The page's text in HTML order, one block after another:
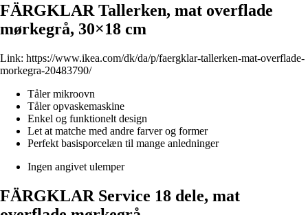
FÄRGKLAR Tallerken, mat overflade
mørkegrå, 30×18 cm
Link: https://www.ikea.com/dk/da/p/faergklar-tallerken-mat-overflade-
morkegra-20483790/
Tåler mikroovn
Tåler opvaskemaskine
Enkel og funktionelt design
Let at matche med andre farver og former
Perfekt basisporcelæn til mange anledninger
Ingen angivet ulemper
FÄRGKLAR Service 18 dele, mat